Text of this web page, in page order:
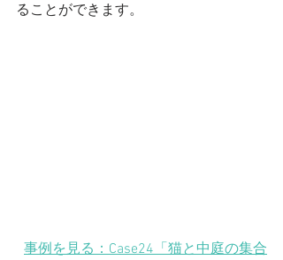
ることができます。
事例を見る：Case24「猫と中庭の集合